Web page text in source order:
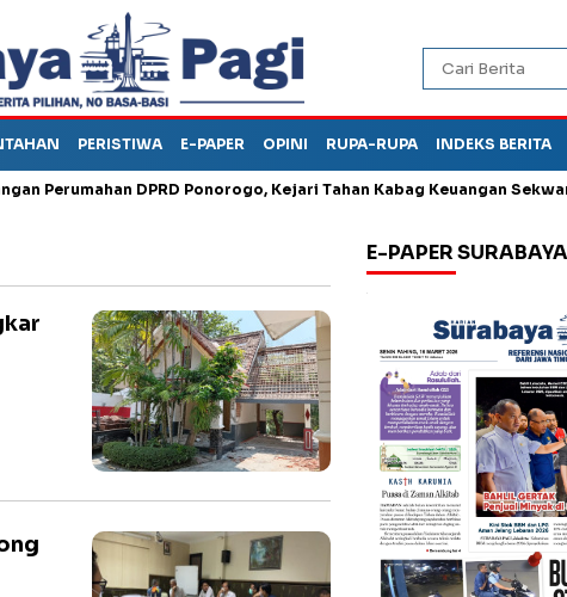
PERISTIWA E-PAPER OPINI RUPA-RUPA INDEKS BERITA
DPRD Ponorogo, Kejari Tahan Kabag Keuangan Sekwan
E-PAPER